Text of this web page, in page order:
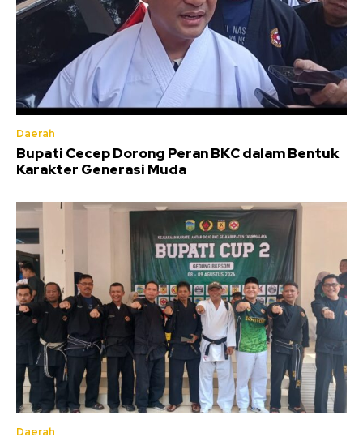
Daerah
Bupati Cecep Dorong Peran BKC dalam Bentuk
Karakter Generasi Muda
Daerah